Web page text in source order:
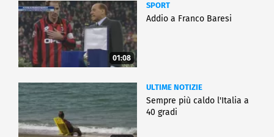
01:08
SPORT
Addio a Franco Baresi
ULTIME NOTIZIE
Sempre più caldo l'Italia a
40 gradi